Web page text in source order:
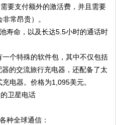
要支付额外的激活费，并且需要
常昂贵）。
寿命，以及长达5.5小时的通话时
个特殊的软件包，其中不仅包括
的交流旅行充电器，还配备了太
电器。价格为1,095美元。
种全球通信：